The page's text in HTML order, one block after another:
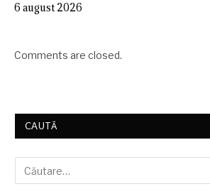
6 august 2026
Comments are closed.
CAUTĂ